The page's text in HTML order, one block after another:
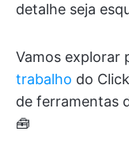
detalhe seja
Vamos explorar
trabalho do
de ferramentas
🧰